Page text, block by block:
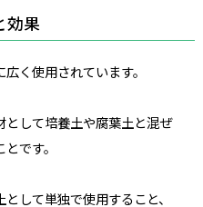
効果
く使用されています。
して培養土や腐葉土と混ぜ
です。
して単独で使用すること、